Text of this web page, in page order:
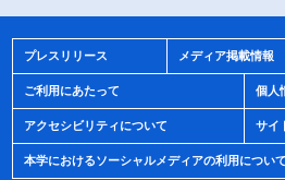
プレスリリース メディア掲載情報
ご利用にあたって 個人
アクセシビリティについて サイ
本学におけるソーシャルメディアの利用について